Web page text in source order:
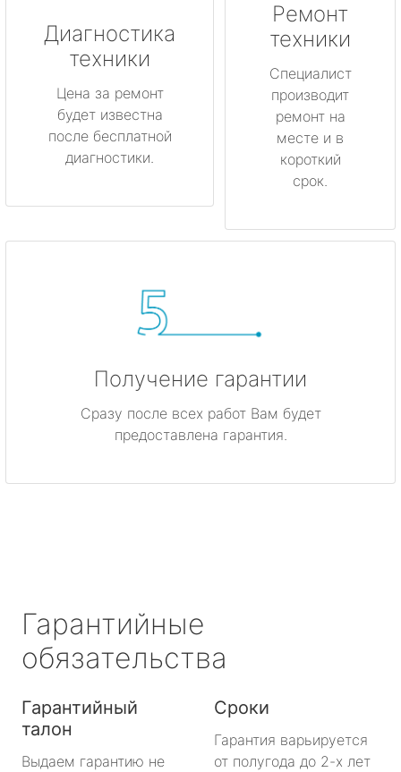
Диагностика
техники
Цена за ремонт
будет известна
после бесплатной
диагностики.
Ремонт
техники
Специалист
производит
ремонт на
месте и в
короткий
срок.
Получение гарантии
Сразу после всех работ Вам будет
предоставлена гарантия.
Гарантийные
обязательства
Гарантийный
талон
Выдаем гарантию не
Сроки
Гарантия варьируется
от полугода до 2-х лет